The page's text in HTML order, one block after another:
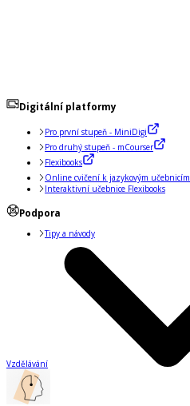
Digitální platformy
Pro první stupeň - MiniDigi
Pro druhý stupeň - mCourser
Flexibooks
Online cvičení k jazykovým učebnicím
Interaktivní učebnice Flexibooks
Podpora
Tipy a návody
Vzdělávání